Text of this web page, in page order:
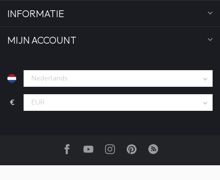
INFORMATIE
MIJN ACCOUNT
€